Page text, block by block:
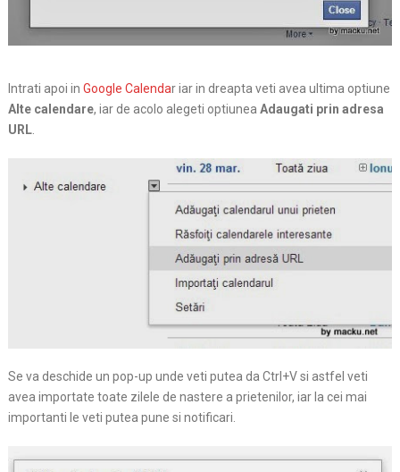
Intrati apoi in Google Calendar iar in dreapta veti avea ultima optiune
Alte calendare, iar de acolo alegeti optiunea Adaugati prin adresa
URL.
Se va deschide un pop-up unde veti putea da Ctrl+V si astfel veti
avea importate toate zilele de nastere a prietenilor, iar la cei mai
importanti le veti putea pune si notificari.